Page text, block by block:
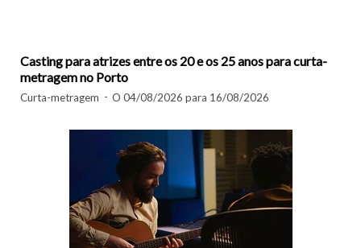
Casting para atrizes entre os 20 e os 25 anos para curta-
metragem no Porto
Curta-metragem O 04/08/2026 para 16/08/2026